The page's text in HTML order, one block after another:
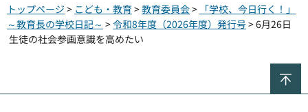
トップページ > こども・教育>教育委員会> 「学校、今日行く！」
～教育長の学校日記～ >令和8年度（2026年度）発行号> 6月26日
生徒の社会参画意識を高めたい